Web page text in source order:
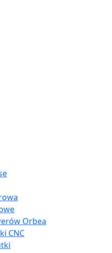
Orbea
CNC